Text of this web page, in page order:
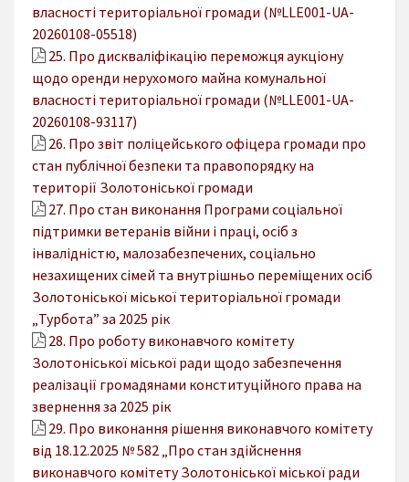
власності територіальної громади (№LLE001-UA-
20260108-05518)
25. Про дискваліфікацію переможця аукціону
щодо оренди нерухомого майна комунальної
власності територіальної громади (№LLE001-UA-
20260108-93117)
26. Про звіт поліцейського офіцера громади про
стан публічної безпеки та правопорядку на
території Золотоніської громади
27. Про стан виконання Програми соціальної
підтримки ветеранів війни і праці, осіб з
інвалідністю, малозабезпечених, соціально
незахищених сімей та внутрішньо переміщених осіб
Золотоніської міської територіальної громади
„Турбота” за 2025 рік
28. Про роботу виконавчого комітету
Золотоніської міської ради щодо забезпечення
реалізації громадянами конституційного права на
звернення за 2025 рік
29. Про виконання рішення виконавчого комітету
від 18.12.2025 № 582 „Про стан здійснення
виконавчого комітету Золотоніської міської ради